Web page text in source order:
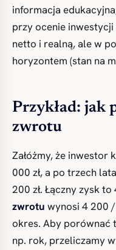
informacja
przy ocenie
netto i realną, ale w
horyzontem (stan na
Przykład: jak
zwrotu
Załóżmy, że inwestor
000 zł, a po trzech
200 zł. Łączny zysk to
zwrotu wynosi 4 200
okres. Aby porównać
np. rok, przeliczamy